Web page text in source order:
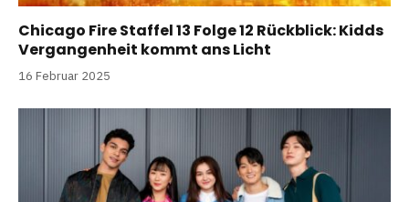
Chicago Fire Staffel 13 Folge 12 Rückblick: Kidds
Vergangenheit kommt ans Licht
16 Februar 2025